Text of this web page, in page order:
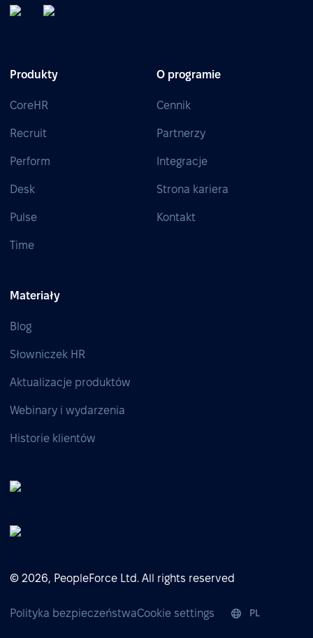
Produkty
CoreHR
Recruit
Perform
Desk
Pulse
Time
O programie
Cennik
Partnerzy
Integracje
Strona kariera
Kontakt
Materiały
Blog
Słowniczek HR
Aktualizacje produktów
Webinary i wydarzenia
Historie klientów
© 2026, PeopleForce Ltd. All rights reserved
Polityka bezpieczeństwaCookie settings PL